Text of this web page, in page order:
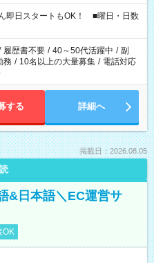
即日スタートもOK！ ■曜日・日数
履歴書不要 / 40～50代活躍中 / 副
務 / 10名以上の大量募集 / 電話対応
する 詳細へ
掲載日：2026.08.05
&日本語＼EC運営サ
OK